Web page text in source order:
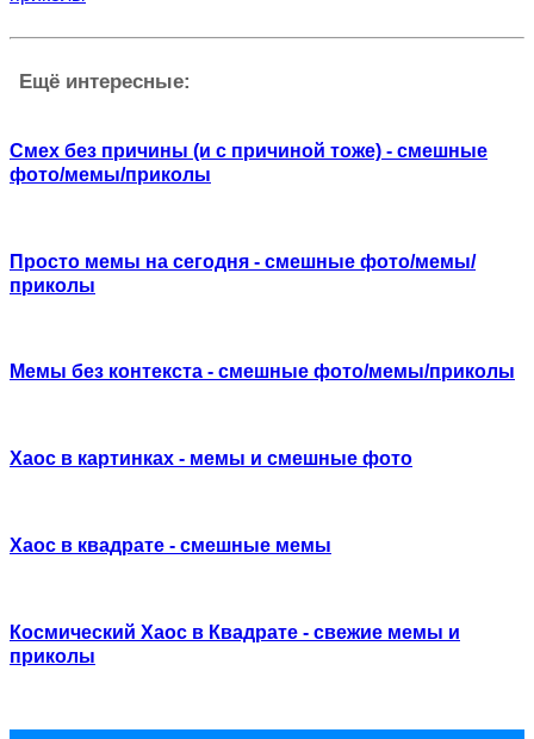
Ещё интересные:
Смех без причины (и с причиной тоже) - смешные
фото/мемы/приколы
Просто мемы на сегодня - смешные фото/мемы/
приколы
Мемы без контекста - смешные фото/мемы/приколы
Хаос в картинках - мемы и смешные фото
Хаос в квадрате - смешные мемы
Космический Хаос в Квадрате - свежие мемы и
приколы